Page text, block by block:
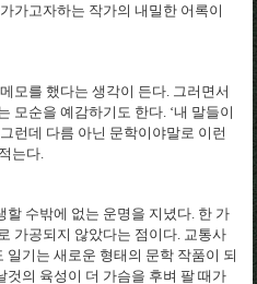
가고자하는 작가의 내밀한 어록이
모를 했다는 생각이 든다. 그러면서
모순을 예감하기도 한다. ‘내 말들이
그런데 다름 아닌 문학이야말로 이런
는다.
할 수밖에 없는 운명을 지녔다. 한 가
가공되지 않았다는 점이다. 교통사
기는 새로운 형태의 문학 작품이 되
것의 육성이 더 가슴을 후벼 팔 때가